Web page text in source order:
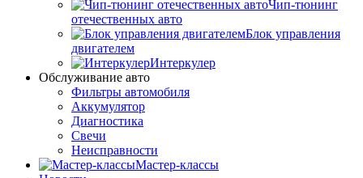
Чип-тюнинг
отечественных авто
Блок управления
двигателем
Интеркулер
Обслуживание авто
Фильтры автомобиля
Аккумулятор
Диагностика
Свечи
Неисправности
Мастер-классы